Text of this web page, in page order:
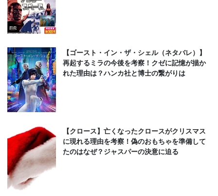
【ゴースト・イン・ザ・シェル（ネタバレ）】
再起するミラの今後を考察！クゼに記憶が描か
れた理由は？ハンカ社と博士の繋がりは
【クロース】亡くなったクロースがクリスマス
に現れる理由を考察！偽のおもちゃを準備して
たのはなぜ？ジャスパーの決意に迫る